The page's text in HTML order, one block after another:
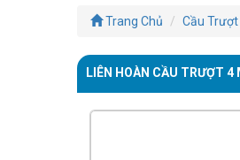
ĐÌNH
Trang Chủ Cầu Trượt
LIÊN HOÀN CẦU TRƯỢT